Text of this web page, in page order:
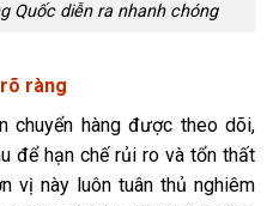
Quốc diễn ra nhanh chóng
ràng
chuyển hàng được theo dõi,
để hạn chế rủi ro và tổn thất
vị này luôn tuân thủ nghiêm